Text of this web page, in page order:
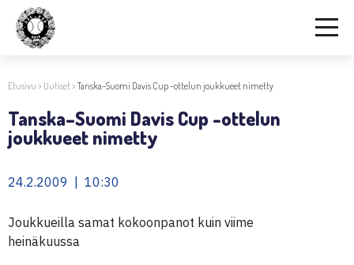
Etusivu > Uutiset>Tanska–Suomi Davis Cup -ottelun joukkueet nimetty
Tanska–Suomi Davis Cup -ottelun
joukkueet nimetty
24.2.2009 | 10:30
Joukkueilla samat kokoonpanot kuin viime
heinäkuussa